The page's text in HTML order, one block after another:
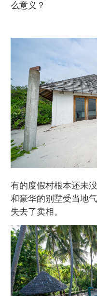
么意义？
有的度假村根本还未
和豪华的别墅受当地
失去了卖相。